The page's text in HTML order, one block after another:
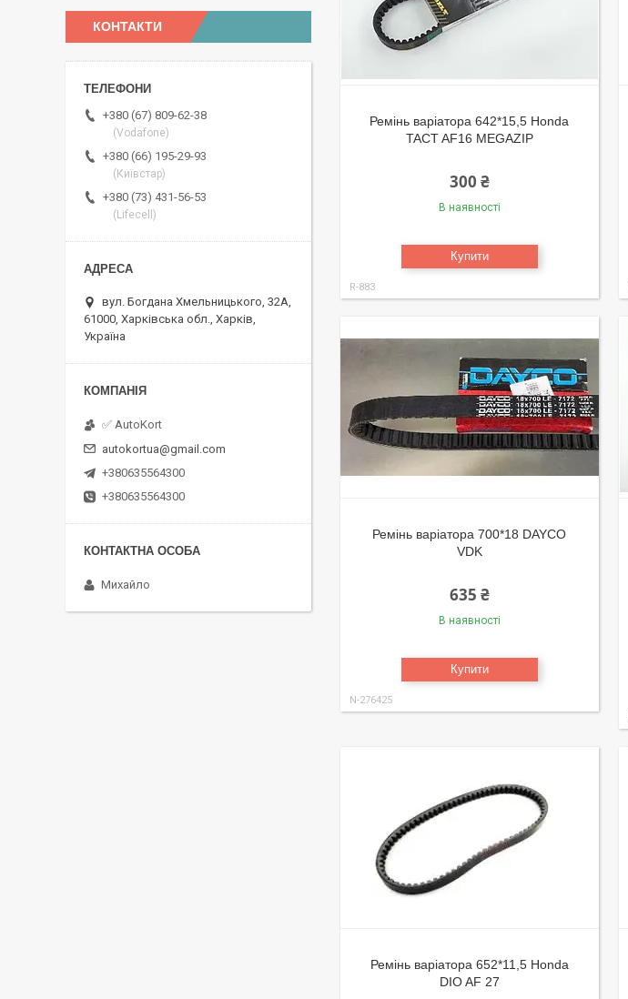
Ремінь варіатора 642*15,5 Honda
TACT AF16 MEGAZIP
300 ₴
В наявності
Купити
R-883
Ремінь варіатора 700*18 DAYCO
VDK
635 ₴
В наявності
Купити
N-276425
Ремінь варіатора 652*11,5 Honda
DIO AF 27
КОНТАКТИ
+380 (67) 809-62-38
(Vodafone)
+380 (66) 195-29-93
(Київстар)
+380 (73) 431-56-53
(Lifecell)
вул. Богдана Хмельницького, 32А,
61000, Харківська обл., Харків,
Україна
✅ AutoKort
autokortua@gmail.com
+380635564300
+380635564300
Михайло